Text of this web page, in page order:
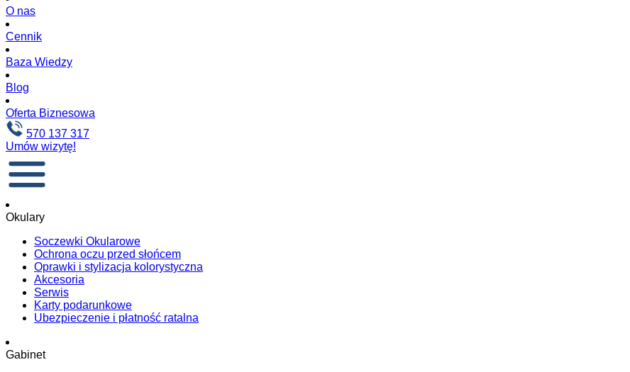
O nas
Cennik
Baza Wiedzy
Blog
Oferta Biznesowa
570 137 317
Umów wizytę!
Okulary
Soczewki Okularowe
Ochrona oczu przed słońcem
Oprawki i stylizacja kolorystyczna
Akcesoria
Serwis
Karty podarunkowe
Ubezpieczenie i płatność ratalna
Gabinet